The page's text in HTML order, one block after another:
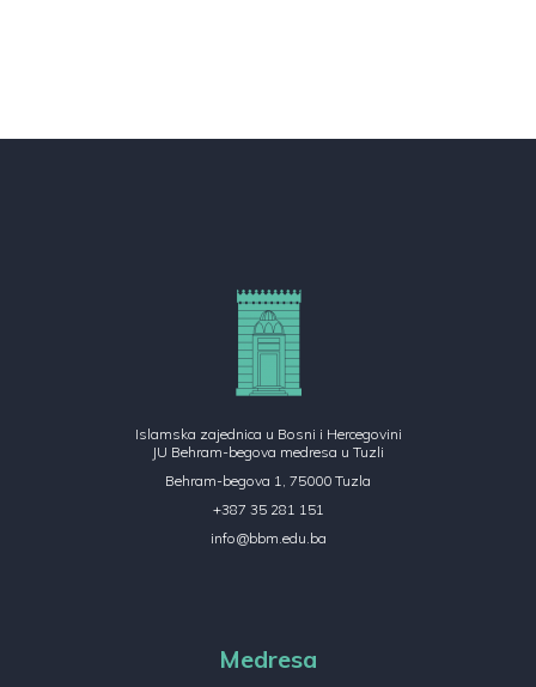
Islamska zajednica u Bosni i Hercegovini
JU Behram-begova medresa u Tuzli
Behram-begova 1, 75000 Tuzla
+387 35 281 151
info@bbm.edu.ba
Medresa